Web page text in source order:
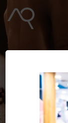
to
content